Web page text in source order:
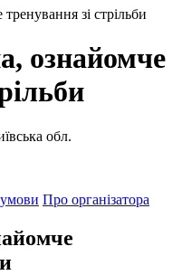
зі стрільби
ознайомче
обл.
Про організатора